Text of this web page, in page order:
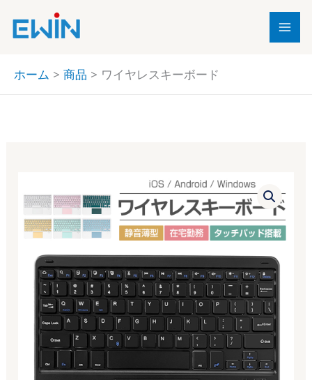
ホーム 商品 ワイヤレスキーボード